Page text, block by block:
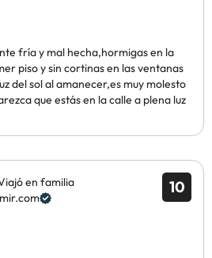
fría y mal hecha,hormigas en la
piso y sin cortinas en las ventanas
del sol al amanecer,es muy molesto
que estás en la calle a plena luz
10
en familia